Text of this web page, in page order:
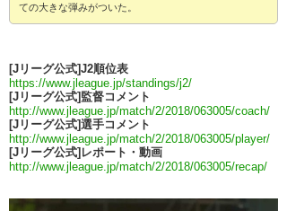
ての大きな弾みがついた。
[Jリーグ公式]J2順位表
https://www.jleague.jp/standings/j2/
[Jリーグ公式]監督コメント
http://www.jleague.jp/match/2/2018/063005/coach/
[Jリーグ公式]選手コメント
http://www.jleague.jp/match/2/2018/063005/player/
[Jリーグ公式]レポート・動画
http://www.jleague.jp/match/2/2018/063005/recap/